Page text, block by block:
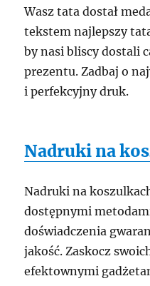
Wasz tata dostał
tekstem najlepszy
by nasi bliscy dostali
prezentu. Zadbaj o
i perfekcyjny druk.
Nadruki na
Nadruki na
dostępnymi
doświadczenia
jakość. Zaskocz
efektownymi